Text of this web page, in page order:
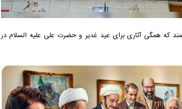
که همگی آثاری برای عید غدیر و حضرت علی علیه السلام در